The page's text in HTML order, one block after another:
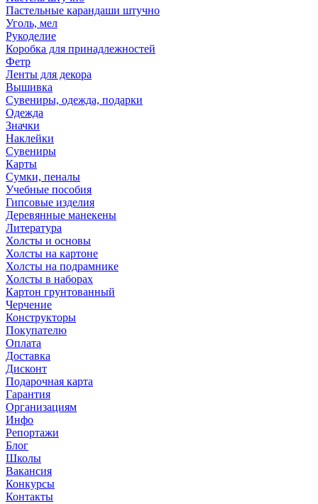
Пастельные карандаши штучно
Уголь, мел
Рукоделие
Коробка для принадлежностей
Фетр
Ленты для декора
Вышивка
Сувениры, одежда, подарки
Одежда
Значки
Наклейки
Сувениры
Карты
Сумки, пеналы
Учебные пособия
Гипсовые изделия
Деревянные манекены
Литература
Холсты и основы
Холсты на картоне
Холсты на подрамнике
Холсты в наборах
Картон грунтованный
Черчение
Конструкторы
Покупателю
Оплата
Доставка
Дисконт
Подарочная карта
Гарантия
Организациям
Инфо
Репортажи
Блог
Школы
Вакансия
Конкурсы
Контакты